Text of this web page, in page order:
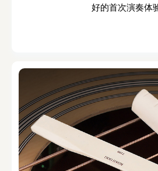
好的首次演奏体